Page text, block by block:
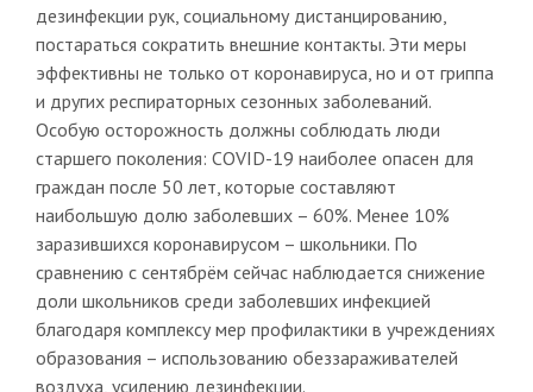
дезинфекции рук, социальному дистанцированию,
постараться сократить внешние контакты. Эти меры
эффективны не только от коронавируса, но и от гриппа
и других респираторных сезонных заболеваний.
Особую осторожность должны соблюдать люди
старшего поколения: COVID-19 наиболее опасен для
граждан после 50 лет, которые составляют
наибольшую долю заболевших – 60%. Менее 10%
заразившихся коронавирусом – школьники. По
сравнению с сентябрём сейчас наблюдается снижение
доли школьников среди заболевших инфекцией
благодаря комплексу мер профилактики в учреждениях
образования – использованию обеззараживателей
воздуха, усилению дезинфекции.